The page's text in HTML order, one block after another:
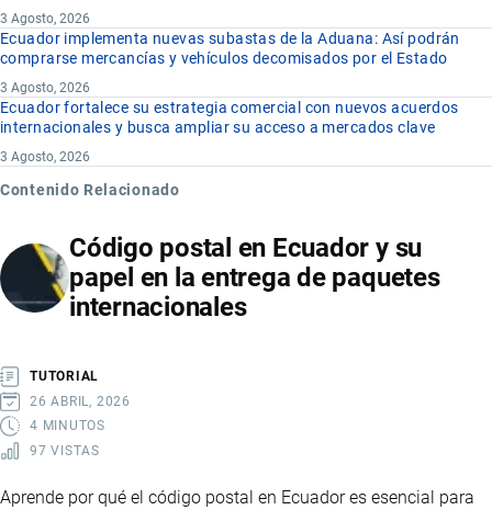
3 Agosto, 2026
Ecuador implementa nuevas subastas de la Aduana: Así podrán
comprarse mercancías y vehículos decomisados por el Estado
3 Agosto, 2026
Ecuador fortalece su estrategia comercial con nuevos acuerdos
internacionales y busca ampliar su acceso a mercados clave
3 Agosto, 2026
Contenido Relacionado
Código postal en Ecuador y su
papel en la entrega de paquetes
internacionales
TUTORIAL
26 ABRIL, 2026
4 MINUTOS
97 VISTAS
Aprende por qué el código postal en Ecuador es esencial para